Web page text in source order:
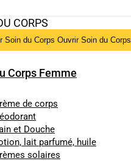
CORPS
Soin du Corps Ouvrir Soin du Corps
Corps Femme
de corps
et Douche
lait parfumé, huile
solaires